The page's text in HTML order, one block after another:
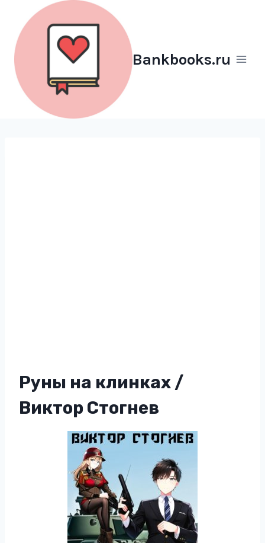
Перейти
содержимому
Bankbooks.ru
Руны на клинках /
Виктор Стогнев